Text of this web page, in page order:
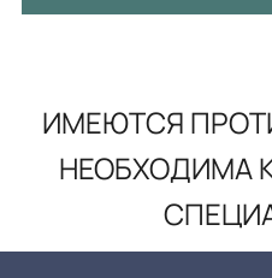
ИМЕЮТСЯ
НЕОБХОДИМА